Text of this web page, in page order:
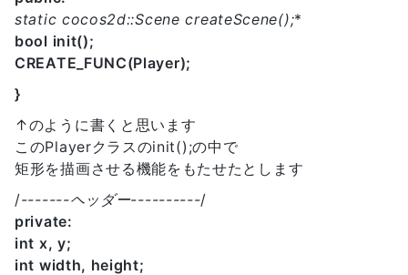
static cocos2d::Scene createScene();*
bool init();
CREATE_FUNC(Player);
}
↑のように書くと思います
このPlayerクラスのinit();の中で
矩形を描画させる機能をもたせたとします
/-------ヘッダー----------/
private:
int x, y;
int width, height;